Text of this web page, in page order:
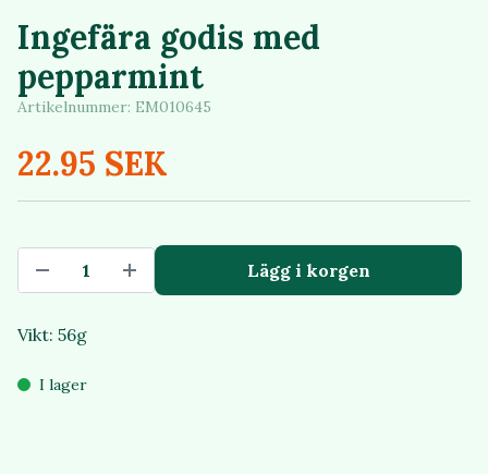
Ingefära godis med
pepparmint
Artikelnummer: EM010645
22.95 SEK
Lägg i korgen
Vikt: 56g
I lager